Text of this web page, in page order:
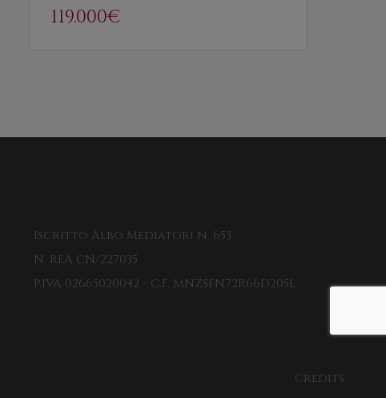
119.000€
Iscritto Albo Mediatori n. 653
N. REA CN/227035
P.IVA 02665020042 - C.F. MNZSFN72R66D205L
Credits